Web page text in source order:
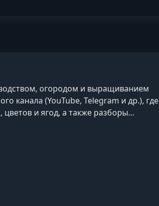
огородом и выращиванием
канала (YouTube, Telegram и др.), где
и ягод, а также разборы
характер и ориентирован на